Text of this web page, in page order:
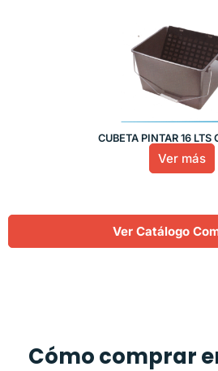
CUBETA PINTAR 16 LTS
Ver más
Ver Catálogo
Cómo comprar